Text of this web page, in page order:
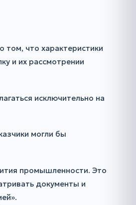
что характеристики
и их рассмотрении
исключительно на
могли бы
промышленности. Это
документы и